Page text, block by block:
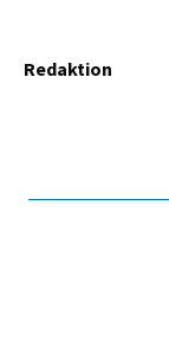
Redaktion